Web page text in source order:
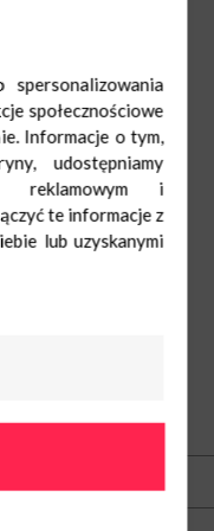
lat oraz 11-15 lat. Na
oraz konkursy dla
społecznościowe
Informacje o tym,
udostępniamy
reklamowym i
te informacje z
lub uzyskanymi